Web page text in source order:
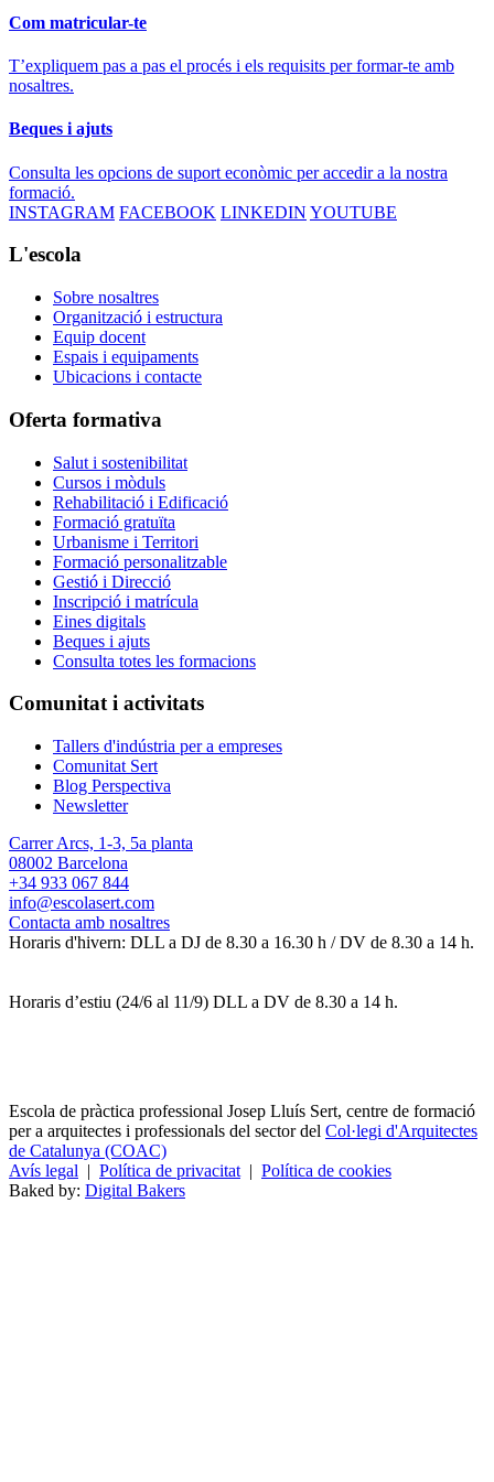
Com matricular-te
T’expliquem pas a pas el procés i els requisits per formar-te amb
nosaltres.
Beques i ajuts
Consulta les opcions de suport econòmic per accedir a la nostra
formació.
INSTAGRAM FACEBOOK LINKEDIN YOUTUBE
L'escola
Sobre nosaltres
Organització i estructura
Equip docent
Espais i equipaments
Ubicacions i contacte
Oferta formativa
Salut i sostenibilitat
Cursos i mòduls
Rehabilitació i Edificació
Formació gratuïta
Urbanisme i Territori
Formació personalitzable
Gestió i Direcció
Inscripció i matrícula
Eines digitals
Beques i ajuts
Consulta totes les formacions
Comunitat i activitats
Tallers d'indústria per a empreses
Comunitat Sert
Blog Perspectiva
Newsletter
Carrer Arcs, 1-3, 5a planta
08002 Barcelona
+34 933 067 844
info@escolasert.com
Contacta amb nosaltres
Horaris d'hivern: DLL a DJ de 8.30 a 16.30 h / DV de 8.30 a 14 h.
Horaris d’estiu (24/6 al 11/9) DLL a DV de 8.30 a 14 h.
Escola de pràctica professional Josep Lluís Sert, centre de formació
per a arquitectes i professionals del sector del Col·legi d'Arquitectes
de Catalunya (COAC)
Avís legal | Política de privacitat | Política de cookies
Baked by: Digital Bakers